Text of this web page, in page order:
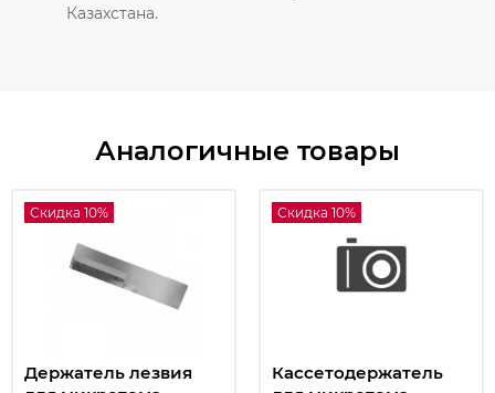
Казахстана.
Аналогичные товары
Скидка 10%
Держатель лезвия
Скидка 10%
Кассетодержатель